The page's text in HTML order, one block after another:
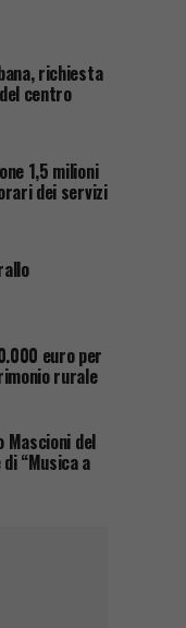
richiesta
centro
1,5 milioni
dei servizi
euro per
rurale
Mascioni del
“Musica a